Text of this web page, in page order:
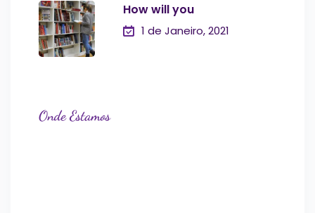
How will you
1 de Janeiro, 2021
Onde Estamos